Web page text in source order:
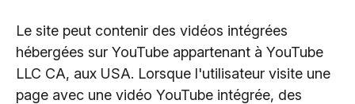
Le site peut contenir des vidéos intégrées
hébergées sur YouTube appartenant à YouTube
LLC CA, aux USA. Lorsque l'utilisateur visite une
page avec une vidéo YouTube intégrée, des